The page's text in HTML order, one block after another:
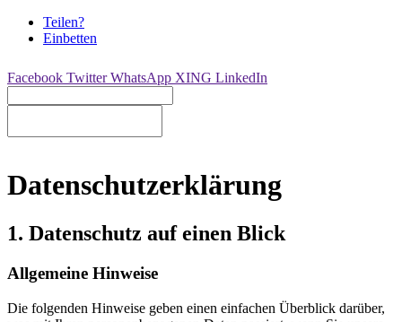
Teilen?
Einbetten
Facebook TwitterWhatsApp XING LinkedIn
Datenschutzerklärung
1. Datenschutz auf einen Blick
Allgemeine Hinweise
Die folgenden Hinweise geben einen einfachen Überblick darüber,